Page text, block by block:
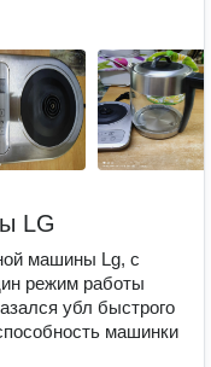
LG
машины Lg, с
режим работы
убл быстрого
машинки